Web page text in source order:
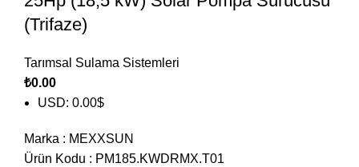
(Trifaze)
Tarımsal Sulama Sistemleri
₺0.00
USD: 0.00$
Marka : MEXXSUN
Ürün Kodu : PM185.KWDRMX.T01